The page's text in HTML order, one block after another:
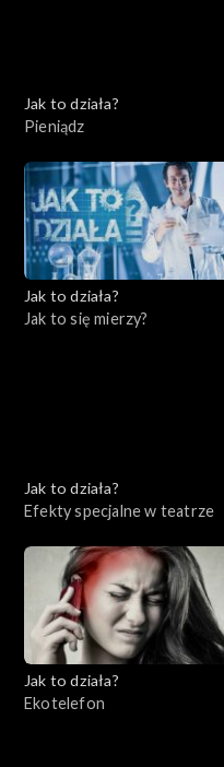
Jak to działa?
Pieniądz
Jak to działa?
Jak to się mierzy?
Jak to działa?
Efekty specjalne w teatrze
Jak to działa?
Ekotelefon